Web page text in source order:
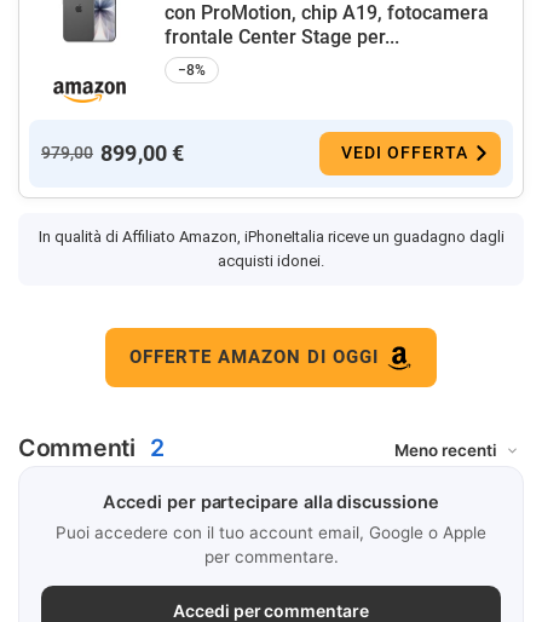
con ProMotion, chip A19, fotocamera
frontale Center Stage per...
−8%
979,00 899,00 € VEDI OFFERTA
In qualità di Affiliato Amazon, iPhoneItalia riceve un guadagno dagli
acquisti idonei.
OFFERTE AMAZON DI OGGI
Commenti 2
Accedi per partecipare alla discussione
Puoi accedere con il tuo account email, Google o Apple
per commentare.
Accedi per commentare